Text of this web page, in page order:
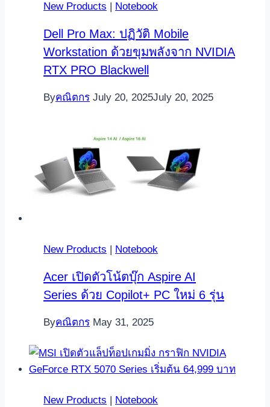
New Products Notebook
Dell Pro Max: ปฏิวัติ Mobile
Workstation ด้วยขุมพลังจาก NVIDIA
RTX PRO Blackwell
Byคณิตกร July 20, 2025July 20, 2025
New Products Notebook
Acer เปิดตัวโน้ตบุ๊ก Aspire AI
Series ด้วย Copilot+ PC ใหม่ 6 รุ่น
Byคณิตกร May 31, 2025
New Products | Notebook